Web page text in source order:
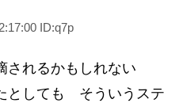
ID:q7p
されるかもしれない
としても そういうステ